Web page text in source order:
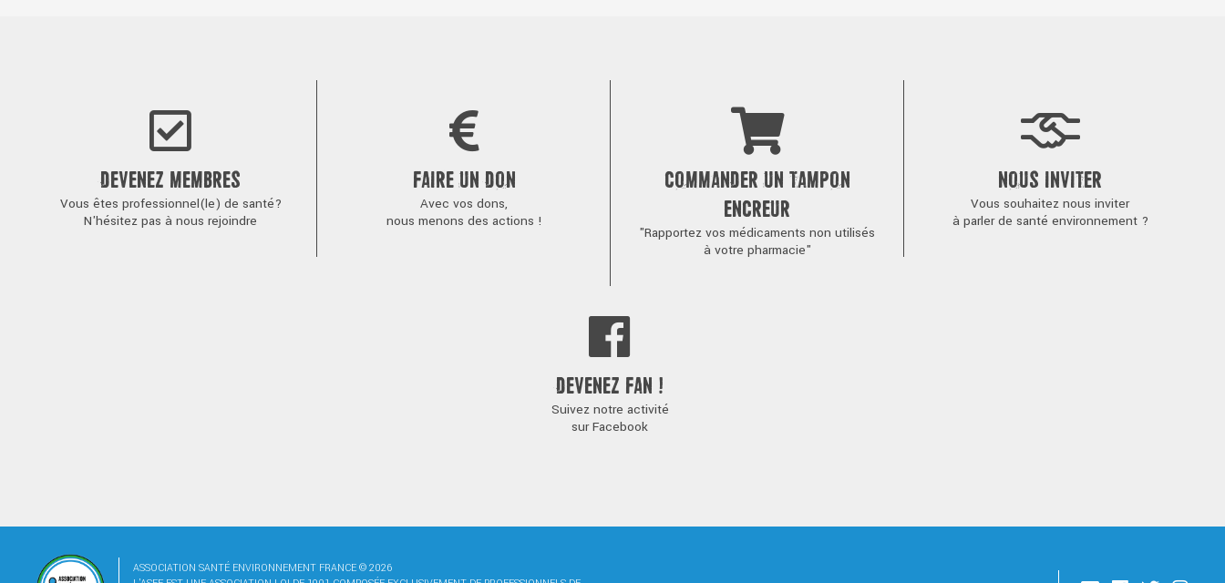
DEVENEZ MEMBRES
Vous êtes professionnel(le) de santé?
N'hésitez pas à nous rejoindre
FAIRE UN DON
Avec vos dons,
nous menons des actions !
COMMANDER UN TAMPON
ENCREUR
"Rapportez vos médicaments non utilisés
à votre pharmacie"
NOUS INVITER
Vous souhaitez nous inviter
à parler de santé environnement ?
DEVENEZ FAN !
Suivez notre activité
sur Facebook
ASSOCIATION SANTÉ ENVIRONNEMENT FRANCE © 2026